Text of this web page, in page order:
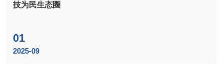
技为民生态圈
01
2025-09